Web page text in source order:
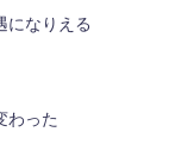
になりえる
わった